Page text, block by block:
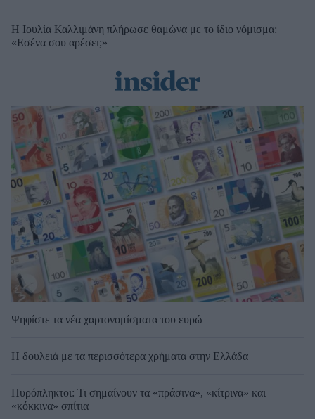
Η Ιουλία Καλλιμάνη πλήρωσε θαμώνα με το ίδιο νόμισμα:
«Εσένα σου αρέσει;»
Ψηφίστε τα νέα χαρτονομίσματα του ευρώ
Η δουλειά με τα περισσότερα χρήματα στην Ελλάδα
Πυρόπληκτοι: Τι σημαίνουν τα «πράσινα», «κίτρινα» και
«κόκκινα» σπίτια